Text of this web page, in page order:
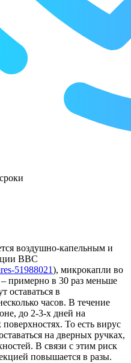
воздушно-капельным и
ВВС
51988021), микрокапли во
примерно в 30 раз меньше
оставаться в
часов. В течение
до 2-3-х дней на
То есть вирус
на дверных ручках,
В связи с этим риск
повышается в разы.